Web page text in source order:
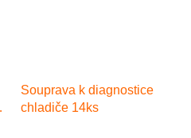
Souprava k diagnostice
chladiče 14ks